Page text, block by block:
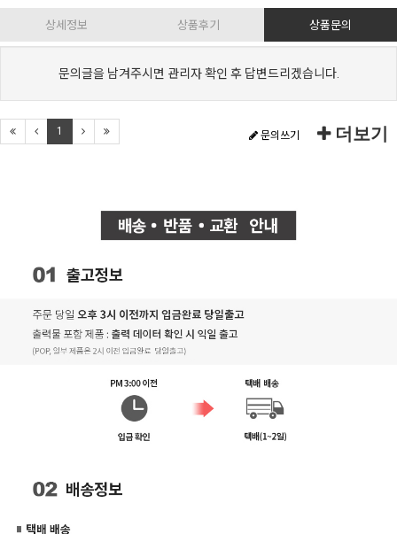
상세정보 상품후기 상품문의
문의글을 남겨주시면 관리자 확인 후 답변드리겠습니다.
1 문의쓰기 더보기